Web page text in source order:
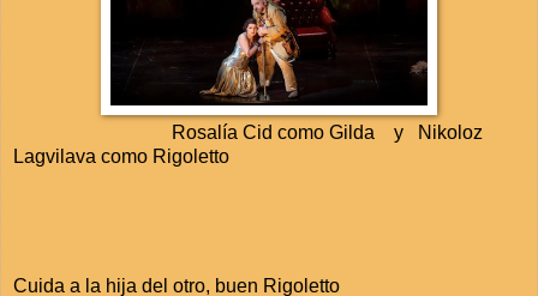
Rosalía Cid como Gilda y Nikoloz
Lagvilava como Rigoletto
Cuida a la hija del otro, buen Rigoletto